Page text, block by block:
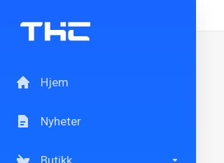
Hjem
Nyheter
Butikk